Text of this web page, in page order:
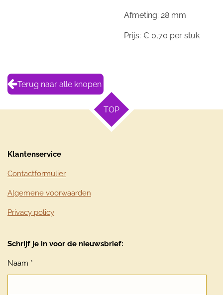
Afmeting: 28 mm
Prijs: € 0,70 per stuk
Terug naar alle knopen
TOP
Klantenservice
Contactformulier
Algemene voorwaarden
Privacy policy
Schrijf je in voor de nieuwsbrief:
Naam *